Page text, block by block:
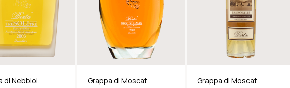
di Nebbiolo
Grappa di Moscato
Grappa di Moscato